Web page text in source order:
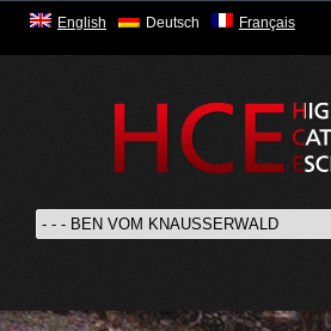
English Deutsch Français